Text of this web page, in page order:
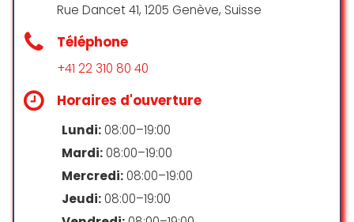
Rue Dancet 41, 1205 Genève, Suisse
Téléphone
+41 22 310 80 40
Horaires d'ouverture
Lundi: 08:00–19:00
Mardi: 08:00–19:00
Mercredi: 08:00–19:00
Jeudi: 08:00–19:00